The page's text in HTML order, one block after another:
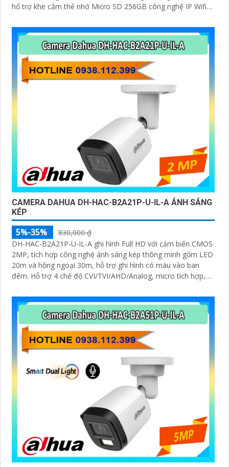
hổ trợ khe cắm thẻ nhớ Micro SD 256GB công nghệ IP Wifi
CAMERA DAHUA DH-HAC-B2A21P-U-IL-A ÁNH SÁNG
KÉP
5%-35%
830,000 ₫
DH-HAC-B2A21P-U-IL-A ghi hình Full HD với cảm biến CMOS
2MP, tích hợp công nghệ ánh sáng kép thông minh gồm LED
20m và hồng ngoại 30m, hỗ trợ ghi hình có màu vào ban
đêm. Hỗ trợ 4 chế độ CVI/TVI/AHD/Analog, micro tích hợp,